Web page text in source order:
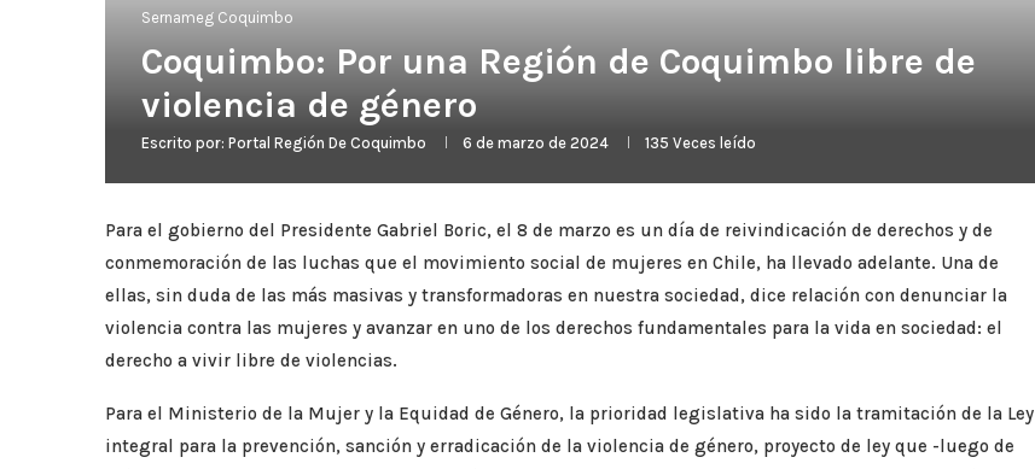
Sernameg Coquimbo
Coquimbo: Por una Región de Coquimbo libre de
violencia de género
Escrito por: Portal Región De Coquimbo 6 de marzo de 2024 135 Veces leído
Para el gobierno del Presidente Gabriel Boric, el 8 de marzo es un día de reivindicación de derechos y de
conmemoración de las luchas que el movimiento social de mujeres en Chile, ha llevado adelante. Una de
ellas, sin duda de las más masivas y transformadoras en nuestra sociedad, dice relación con denunciar la
violencia contra las mujeres y avanzar en uno de los derechos fundamentales para la vida en sociedad: el
derecho a vivir libre de violencias.
Para el Ministerio de la Mujer y la Equidad de Género, la prioridad legislativa ha sido la tramitación de la Ley
integral para la prevención, sanción y erradicación de la violencia de género, proyecto de ley que -luego de